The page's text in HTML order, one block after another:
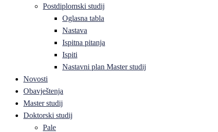
Postdiplomski studij
Oglasna tabla
Nastava
Ispitna pitanja
Ispiti
Nastavni plan Master studij
Novosti
Obavještenja
Master studij
Doktorski studij
Pale